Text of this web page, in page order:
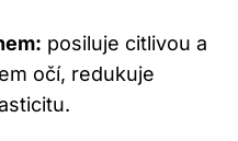
posiluje citlivou a
očí, redukuje